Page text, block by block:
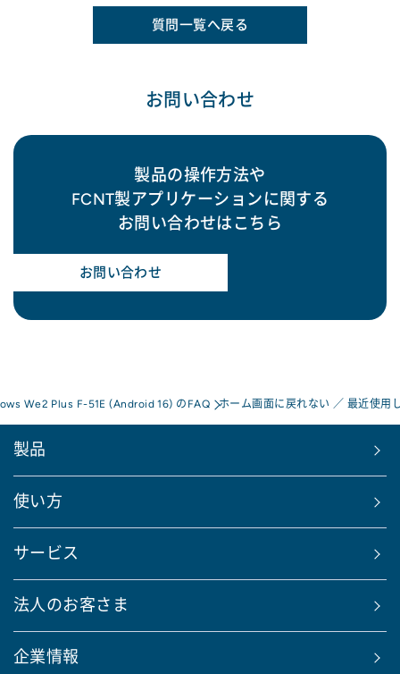
質問一覧へ戻る
お問い合わせ
製品の操作方法や
FCNT製アプリケーションに関する
お問い合わせはこちら
お問い合わせ
We2 Plus F-51E (Android 16) のFAQ ホーム画面に戻れない ／ 最近使用
製品
使い方
サービス
法人のお客さま
企業情報